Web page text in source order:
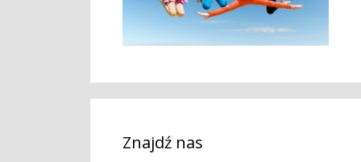
Znajdź nas